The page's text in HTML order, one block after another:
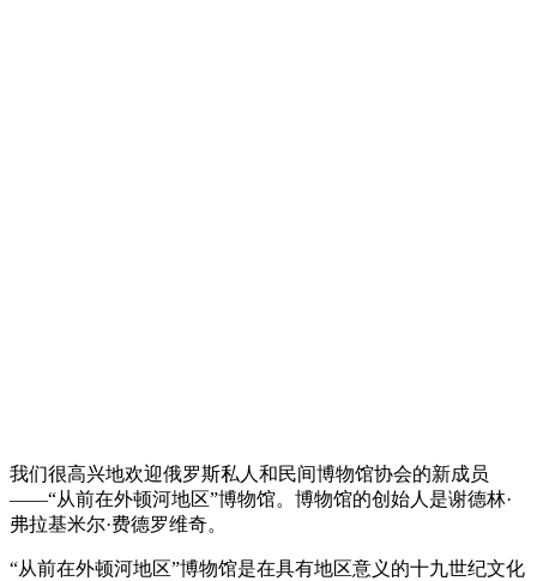
我们很高兴地欢迎俄罗斯私人和民间博物馆协会的新成员
——“从前在外顿河地区”博物馆。博物馆的创始人是谢德林·
弗拉基米尔·费德罗维奇。
“从前在外顿河地区”博物馆是在具有地区意义的十九世纪文化